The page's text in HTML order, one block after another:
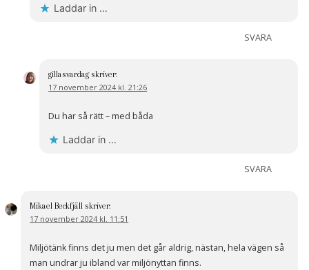
Laddar in …
SVARA
gillasvardag skriver:
17 november 2024 kl. 21:26
Du har så rätt – med båda
Laddar in …
SVARA
Mikael Beckfjäll skriver:
17 november 2024 kl. 11:51
Miljötänk finns det ju men det går aldrig, nästan, hela vägen så
man undrar ju ibland var miljönyttan finns.